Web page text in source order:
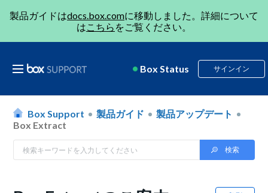
製品ガイドはdocs.box.comに移動しました。詳細について
はこちら をご覧ください。
Box Status サインイン
Box Support 製品ガイド
製品アップデート
Box Extract